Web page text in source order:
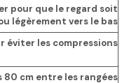
pour que le regard soit
légèrement vers le bas
éviter les compressions
80 cm entre les rangées